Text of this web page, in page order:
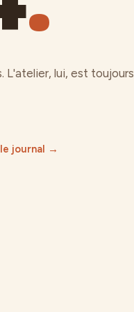
lui, est toujours
journal →